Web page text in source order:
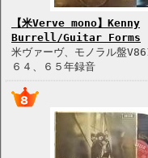
【米Verve mono】Kenny
Burrell/Guitar Forms
米ヴァーヴ、モノラル盤
６４、６５年録音